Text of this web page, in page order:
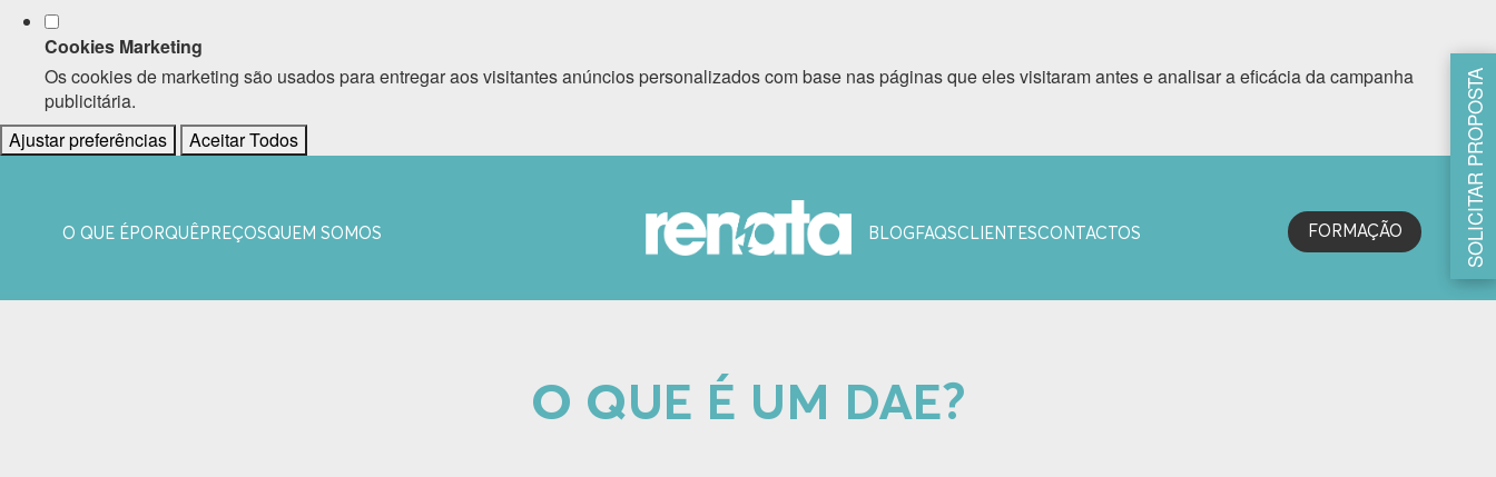
Cookies Marketing
Os cookies de marketing são usados para entregar aos visitantes anúncios personalizados com base nas páginas que eles visitaram antes e analisar a eficácia da campanha
publicitária.
Ajustar preferências
Aceitar Todos SOLICITAR PROPOSTA
O QUE É PORQUÊ PREÇOSQUEM SOMOS BLOG FAQSCLIENTESCONTACTOS FORMAÇÃO
O QUE É UM DAE?